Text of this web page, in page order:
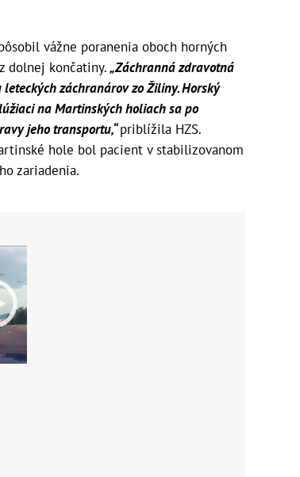
vážne poranenia oboch horných
dolnej končatiny.„Záchranná zdravotná
záchranárov zo Žiliny. Horský
na Martinských holiach sa po
jeho transportu,“priblížila HZS.
hole bol pacient v stabilizovanom
zariadenia.